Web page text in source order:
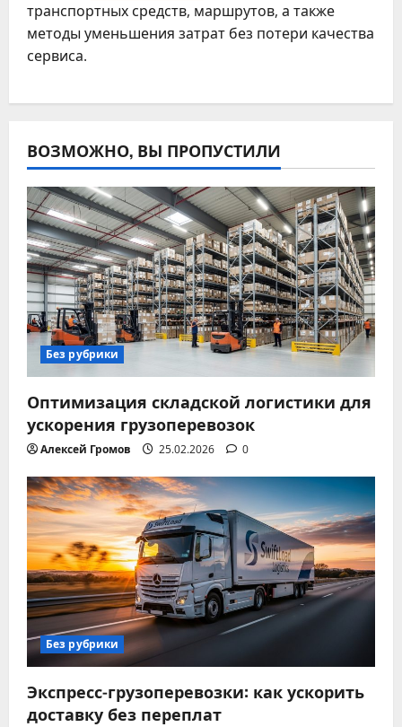
транспортных средств, маршрутов, а также
методы уменьшения затрат без потери качества
сервиса.
ВОЗМОЖНО, ВЫ ПРОПУСТИЛИ
Без рубрики
Оптимизация складской логистики для
ускорения грузоперевозок
Алексей Громов 25.02.2026 0
Без рубрики
Экспресс-грузоперевозки: как ускорить
доставку без переплат